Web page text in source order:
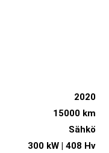
2020
15000 km
Sähkö
300 kW | 408 Hv